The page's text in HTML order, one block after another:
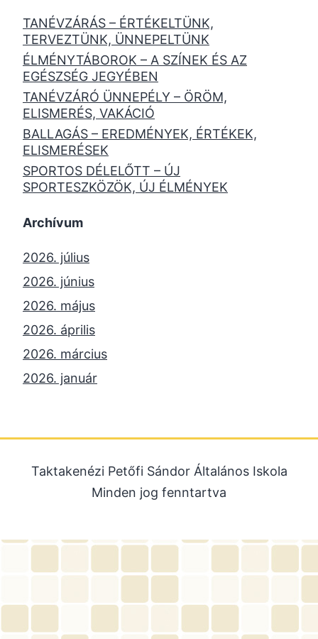
TANÉVZÁRÁS – ÉRTÉKELTÜNK,
TERVEZTÜNK, ÜNNEPELTÜNK
ÉLMÉNYTÁBOROK – A SZÍNEK ÉS AZ
EGÉSZSÉG JEGYÉBEN
TANÉVZÁRÓ ÜNNEPÉLY – ÖRÖM,
ELISMERÉS, VAKÁCIÓ
BALLAGÁS – EREDMÉNYEK, ÉRTÉKEK,
ELISMERÉSEK
SPORTOS DÉLELŐTT – ÚJ
SPORTESZKÖZÖK, ÚJ ÉLMÉNYEK
Archívum
2026. július
2026. június
2026. május
2026. április
2026. március
2026. január
2025. július
2025. június
2025. április
2025. március
Taktakenézi Petőfi Sándor Általános Iskola
Minden jog fenntartva